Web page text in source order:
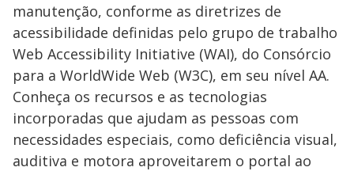
manutenção, conforme as diretrizes de
acessibilidade definidas pelo grupo de trabalho
Web Accessibility Initiative (WAI), do Consórcio
para a WorldWide Web (W3C), em seu nível AA.
Conheça os recursos e as tecnologias
incorporadas que ajudam as pessoas com
necessidades especiais, como deficiência visual,
auditiva e motora aproveitarem o portal ao